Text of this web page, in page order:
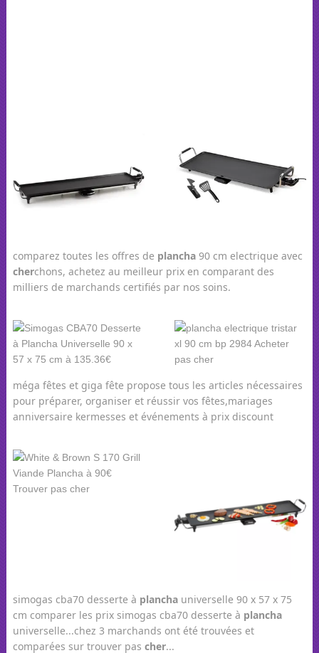
comparez toutes les offres de plancha90 cm electrique avec
cherchons, achetez au meilleur prix en comparant des
milliers de marchands certifiés par nos soins.
méga fêtes et giga fête propose tous les articles nécessaires
pour préparer, organiser et réussir vos fêtes,mariages
anniversaire kermesses et événements à prix discount
simogas cba70 desserte à planchauniverselle 90 x 57 x 75
cm comparer les prix simogas cba70 desserte à plancha
universelle...chez 3 marchands ont été trouvées et
comparées sur trouver pas cher...